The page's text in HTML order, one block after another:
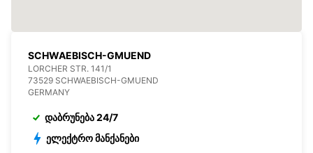
SCHWAEBISCH-GMUEND
LORCHER STR. 141/1
73529 SCHWAEBISCH-GMUEND
GERMANY
დაბრუნება 24/7
ელექტრო მანქანები